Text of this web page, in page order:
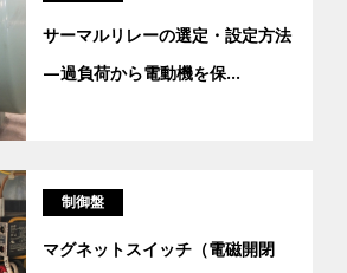
サーマルリレーの選定・設定方法
―過負荷から電動機を保...
制御盤
マグネットスイッチ（電磁開閉